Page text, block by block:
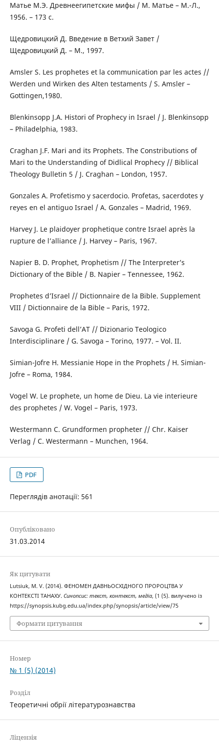
Матье М.Э. Древнеегипетские мифы / М. Матье – М.-Л.,
1956. – 173 с.
Щедровицкий Д. Введение в Ветхий Завет /
Щедровицкий Д. – М., 1997.
Amsler S. Les prophetes et la communication par les actes //
Werden und Wirken des Alten testaments / S. Amsler –
Gottingen,1980.
Blenkinsopp J.A. Histori of Prophecy in Israel / J. Blenkinsopp
– Philadelphia, 1983.
Craghan J.F. Mari and its Prophets. The Constributions of
Mari to the Understanding of Didlical Prophecy // Biblical
Theology Bulletin 5 / J. Craghan – London, 1957.
Gonzales A. Profetismo y sacerdocio. Profetas, sacerdotes y
reyes en el antiguo Israel / A. Gonzales – Madrid, 1969.
Harvey J. Le plaidoyer prophetique contre Israel après la
rupture de l’alliance / J. Harvey – Paris, 1967.
Napier B. D. Prophet, Prophetism // The Interpreter’s
Dictionary of the Bible / B. Napier – Tennessee, 1962.
Prophetes d’Israel // Dictionnaire de la Bible. Supplement
VIII / Dictionnaire de la Bible – Paris, 1972.
Savoga G. Profeti dell’AT // Dizionario Teologico
Interdisciplinare / G. Savoga – Torino, 1977. – Vol. II.
Simian-Jofre H. Messianie Hope in the Prophets / H. Simian-
Jofre – Roma, 1984.
Vogel W. Le prophete, un home de Dieu. La vie interieure
des prophetes / W. Vogel – Paris, 1973.
Westermann C. Grundformen propheter // Chr. Kaiser
Verlag / C. Westermann – Munchen, 1964.
PDF
Переглядів анотації: 561
Опубліковано
31.03.2014
Як цитувати
Lutsiuk, M. V. (2014). ФЕНОМЕН ДАВНЬОСХІДНОГО ПРОРОЦТВА У
КОНТЕКСТІ ТАНАХУ. Синопсис: текст, контекст, медіа, (1 (5). вилучено із
https://synopsis.kubg.edu.ua/index.php/synopsis/article/view/75
Формати цитування
Номер
№ 1 (5) (2014)
Розділ
Теоретичні обрії літературознавства
Ліцензія